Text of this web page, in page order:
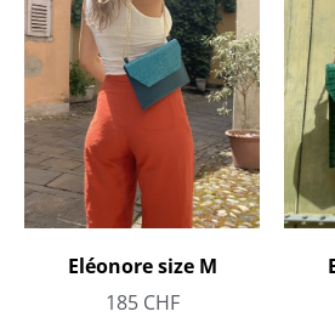
Eléonore size M
185 CHF